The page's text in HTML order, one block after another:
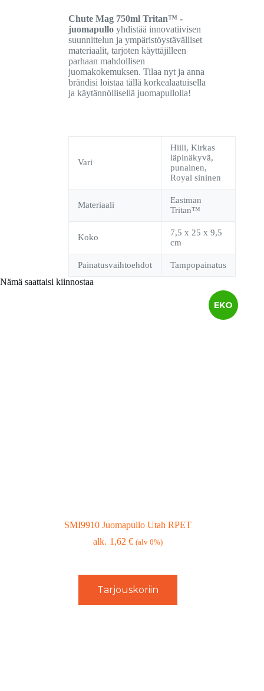
Chute Mag 750ml Tritan™ -
juomapullo yhdistää innovatiivisen
suunnittelun ja ympäristöystävälliset
materiaalit, tarjoten käyttäjilleen
parhaan mahdollisen
juomakokemuksen. Tilaa nyt ja anna
brändisi loistaa tällä korkealaatuisella
ja käytännöllisellä juomapullolla!
Vari
Hiili, Kirkas
läpinäkyvä,
punainen,
Royal sininen
Materiaali
Eastman
Tritan™
Koko
7,5 x 25 x 9,5
cm
Painatusvaihtoehdot Tampopainatus
Nämä saattaisi kiinnostaa
EKO
SMI9910 Juomapullo Utah RPET
1,62€ (alv 0%)
Tarjouskoriin